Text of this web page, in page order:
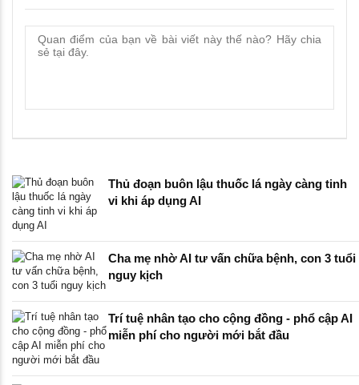
Thủ đoạn buôn lậu thuốc lá ngày càng tinh
vi khi áp dụng AI
Cha mẹ nhờ AI tư vấn chữa bệnh, con 3 tuổi
nguy kịch
Trí tuệ nhân tạo cho cộng đồng - phổ cập AI
miễn phí cho người mới bắt đầu